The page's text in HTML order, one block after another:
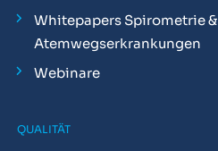
Whitepapers Spirometrie &
Atemwegserkrankungen
Webinare
QUALITÄT